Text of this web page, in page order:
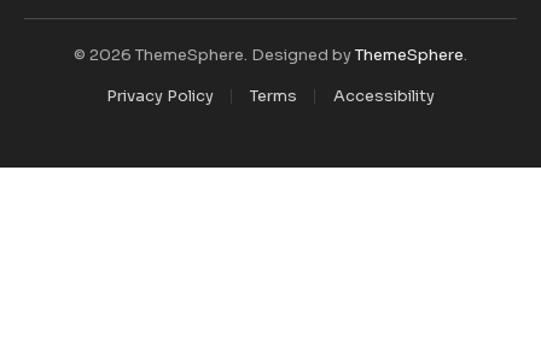
© 2026 ThemeSphere. Designed byThemeSphere.
Privacy Policy
Terms Accessibility